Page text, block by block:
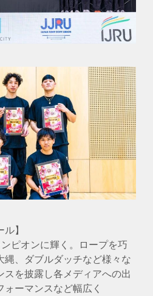
】
ピオンに輝く。ロープを巧
縄、ダブルダッチなど様々な
スを披露し各メディアへの出
ーマンスなど幅広く